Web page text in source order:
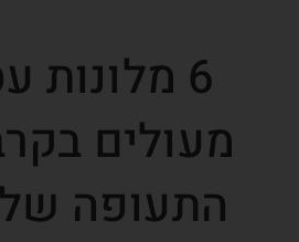
6 מלונות
מעולים
התעופה